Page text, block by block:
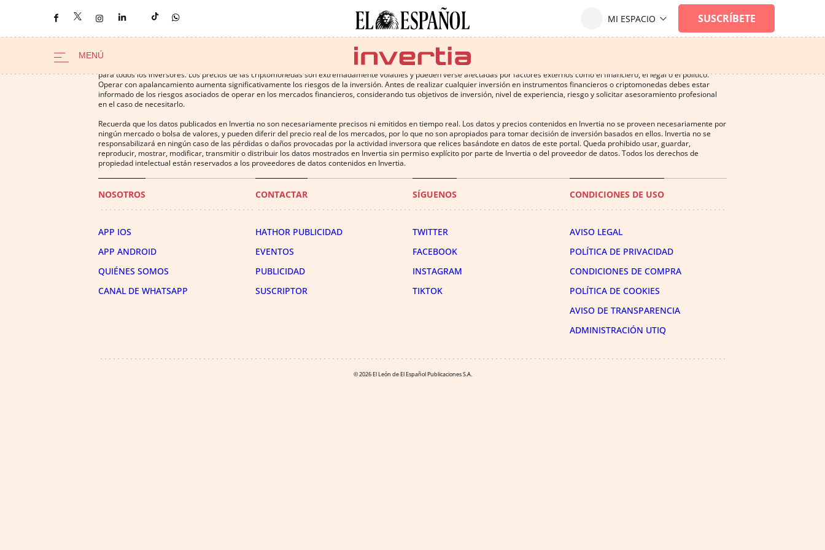
Operar con instrumentos financieros o criptomonedas conlleva altos riesgos, incluyendo la pérdida de parte o la totalidad de la inversión, y puede ser una actividad no recomendada
para todos los inversores. Los precios de las criptomonedas son extremadamente volátiles y pueden verse afectadas por factores externos como el financiero, el legal o el político.
Operar con apalancamiento aumenta significativamente los riesgos de la inversión. Antes de realizar cualquier inversión en instrumentos financieros o criptomonedas debes estar
informado de los riesgos asociados de operar en los mercados financieros, considerando tus objetivos de inversión, nivel de experiencia, riesgo y solicitar asesoramiento profesional
en el caso de necesitarlo.
Recuerda que los datos publicados en Invertia no son necesariamente precisos ni emitidos en tiempo real. Los datos y precios contenidos en Invertia no se proveen necesariamente por
ningún mercado o bolsa de valores, y pueden diferir del precio real de los mercados, por lo que no son apropiados para tomar decisión de inversión basados en ellos. Invertia no se
responsabilizará en ningún caso de las pérdidas o daños provocadas por la actividad inversora que relices basándote en datos de este portal. Queda prohibido usar, guardar,
reproducir, mostrar, modificar, transmitir o distribuir los datos mostrados en Invertia sin permiso explícito por parte de Invertia o del proveedor de datos. Todos los derechos de
propiedad intelectual están reservados a los proveedores de datos contenidos en Invertia.
NOSOTROS
APP IOS
APP ANDROID
QUIÉNES SOMOS
CANAL DE WHATSAPP
CONTACTAR
HATHOR PUBLICIDAD
EVENTOS
PUBLICIDAD
SUSCRIPTOR
SÍGUENOS
TWITTER
FACEBOOK
INSTAGRAM
TIKTOK
CONDICIONES DE USO
AVISO LEGAL
POLÍTICA DE PRIVACIDAD
CONDICIONES DE COMPRA
POLÍTICA DE COOKIES
AVISO DE TRANSPARENCIA
ADMINISTRACIÓN UTIQ
© 2026 El León de El Español Publicaciones S.A.